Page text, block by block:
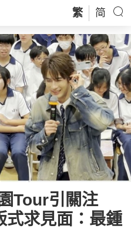
繁 简
Tour引關注
求見面：最鍾